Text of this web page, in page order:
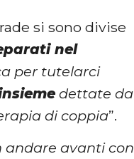
si sono divise
nel
per tutelarci
dettate da
di coppia”.
andare avanti con